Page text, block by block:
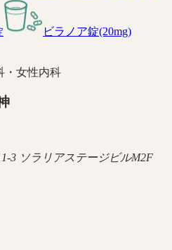
ビラノア錠(20mg)
女性内科
3 ソラリアステージビルM2F